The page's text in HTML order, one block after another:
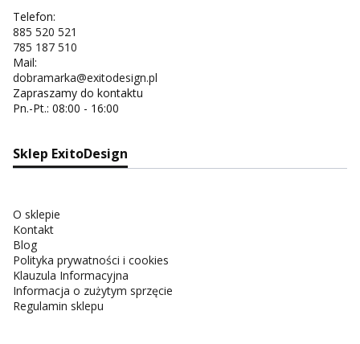
Telefon:
885 520 521
785 187 510
Mail:
dobramarka@exitodesign.pl
Zapraszamy do kontaktu
Pn.-Pt.: 08:00 - 16:00
Sklep ExitoDesign
O sklepie
Kontakt
Blog
Polityka prywatności i cookies
Klauzula Informacyjna
Informacja o zużytym sprzęcie
Regulamin sklepu